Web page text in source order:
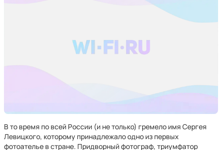
В то время по всей России (и не только) гремело имя Сергея
Левицкого, которому принадлежало одно из первых
фотоателье в стране. Придворный фотограф, триумфатор